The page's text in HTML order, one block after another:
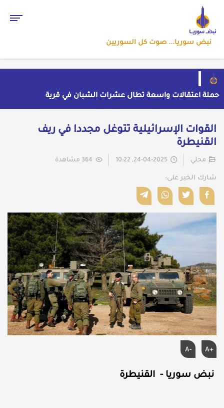
نبض سوريا... صوت كل السوريين
حملة اعتقالات واسعة تطال عشرات الشبان في قرية
الرقامة بريف حمص الشرقي
مهرجان الشعر العربي بدمشق يتحول إلى منصة تشهير
السلطة في بيروت بـ"خدمة إسرائيل"
بسبب موجة الحر والجفاف... فرنسا توقف تشغيل 3
مفاعلات نووية
ضبط شحنة أدوية مخدرة في عجلة سورية بمنفذ الوليد
العراقي
القوات الإسرائيلية تتوغل مجددا في ريف
القنيطرة
محلي
شارك الخبر على:
A+
A-
نبض سوريا - القنيطرة